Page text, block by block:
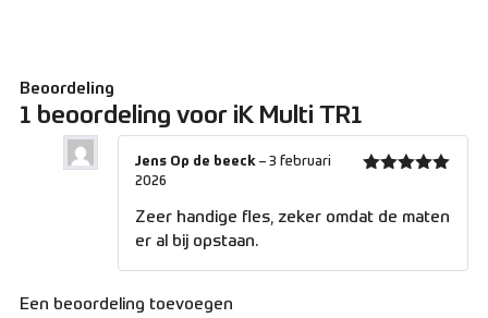
Beoordeling
1 beoordeling voor iK Multi TR1
Jens Op de beeck– 3 februari
2026
Zeer handige fles, zeker omdat de maten
er al bij opstaan.
Een beoordeling toevoegen